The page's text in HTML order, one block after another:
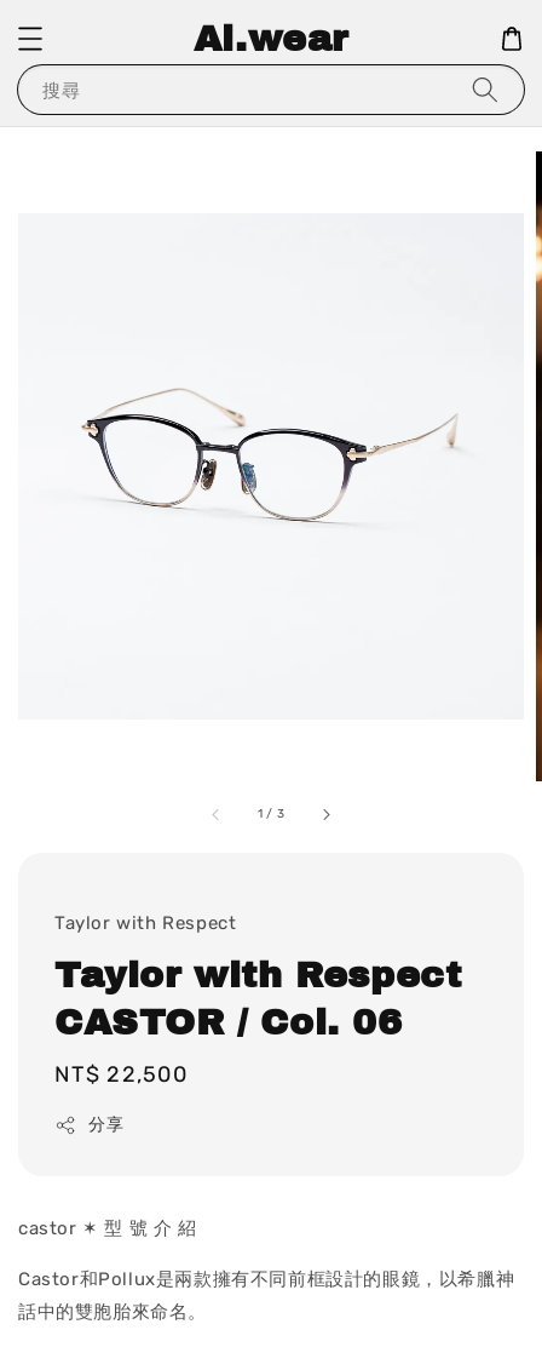
Ai.wear
搜尋
1 / 3
Taylor with Respect
Taylor with Respect
CASTOR / Col. 06
Regular
NT$ 22,500
分享
castor ✶ 型 號 介 紹
Castor和Pollux是兩款擁有不同前框設計的眼鏡，以希臘神
話中的雙胞胎來命名。